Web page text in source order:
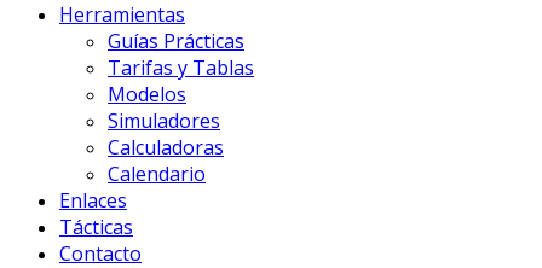
Herramientas
Guías Prácticas
Tarifas y Tablas
Modelos
Simuladores
Calculadoras
Calendario
Enlaces
Tácticas
Contacto